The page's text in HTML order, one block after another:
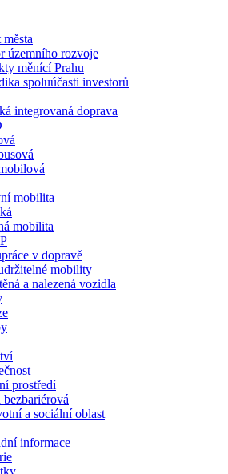
územního rozvoje
měnící Prahu
spoluúčasti investorů
integrovaná doprava
mobilita
mobilita
v dopravě
mobility
a nalezená vozidla
prostředí
bezbariérová
a sociální oblast
informace